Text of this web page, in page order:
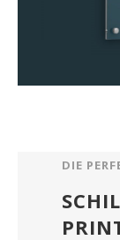
DIE